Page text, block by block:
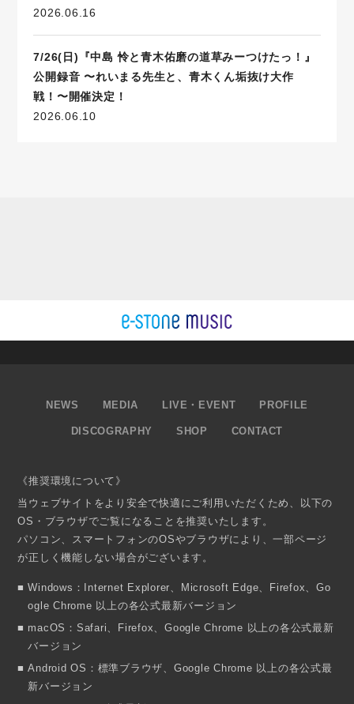
2026.06.16
7/26(日)『中島 怜と青木佑磨の道草みーつけたっ！』
公開録音 〜れいまる先生と、青木くん垢抜け大作
戦！〜開催決定！
2026.06.10
NEWS MEDIA LIVE・EVENT PROFILE
DISCOGRAPHY SHOP CONTACT
《推奨環境について》
当ウェブサイトをより安全で快適にご利用いただくため、以下の
OS・ブラウザでご覧になることを推奨いたします。
パソコン、スマートフォンのOSやブラウザにより、一部ページ
が正しく機能しない場合がございます。
Windows：Internet Explorer、Microsoft Edge、Firefox、Go
ogle Chrome 以上の各公式最新バージョン
macOS：Safari、Firefox、Google Chrome 以上の各公式最新
バージョン
Android OS：標準ブラウザ、Google Chrome 以上の各公式最
新バージョン